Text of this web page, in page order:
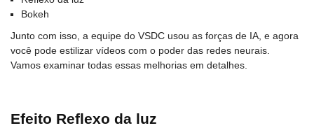
Bokeh
Junto com isso, a equipe do VSDC usou as forças de IA, e agora
você pode estilizar vídeos com o poder das redes neurais.
Vamos examinar todas essas melhorias em detalhes.
Efeito Reflexo da luz